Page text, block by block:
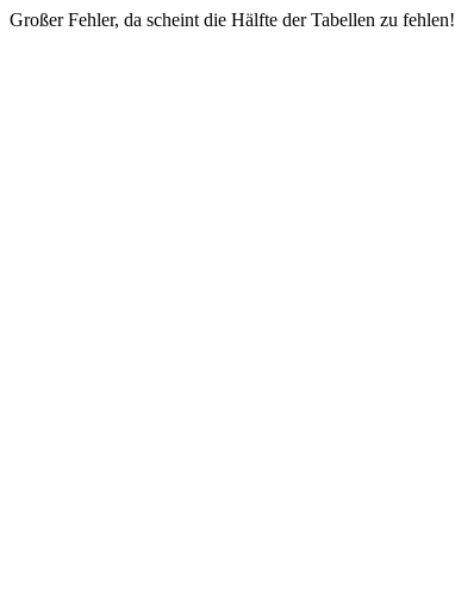
Großer Fehler, da scheint die Hälfte der Tabellen zu fehlen!